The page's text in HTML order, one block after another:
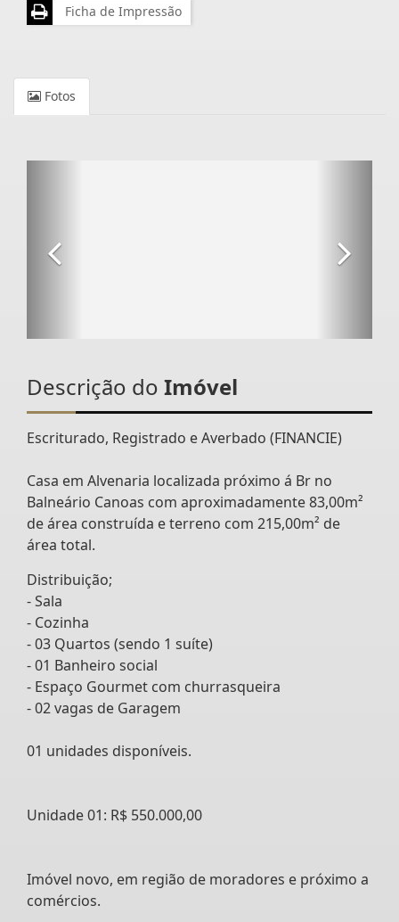
Ficha de Impressão
Fotos
Descrição do Imóvel
Escriturado, Registrado e Averbado (FINANCIE)
Casa em Alvenaria localizada próximo á Br no
Balneário Canoas com aproximadamente 83,00m²
de área construída e terreno com 215,00m² de
área total.
Distribuição;
- Sala
- Cozinha
- 03 Quartos (sendo 1 suíte)
- 01 Banheiro social
- Espaço Gourmet com churrasqueira
- 02 vagas de Garagem
01 unidades disponíveis.
Unidade 01: R$ 550.000,00
Imóvel novo, em região de moradores e próximo a
comércios.